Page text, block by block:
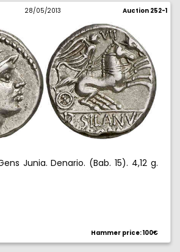
28/05/2013 Auction 252-1
Junia. Denario. (Bab. 15). 4,12 g.
Hammer price: 100€